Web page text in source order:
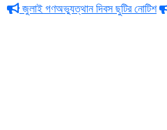
জুলাই গণঅভ্যুত্থান দিবস ছুটির নোটিশ